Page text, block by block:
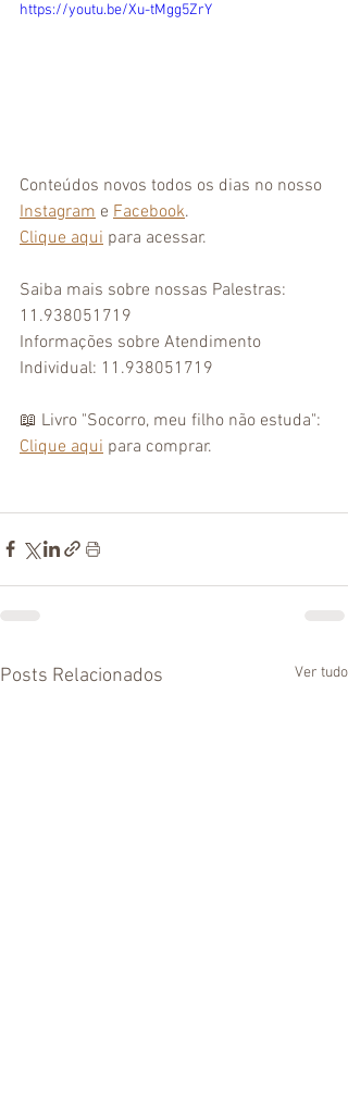
https://youtu.be/Xu-tMgg5ZrY
Conteúdos novos todos os dias no nosso
Instagram e Facebook.
Clique aqui para acessar.
Saiba mais sobre nossas Palestras:
11.938051719
Informações sobre Atendimento
Individual: 11.938051719
📖 Livro "Socorro, meu filho não estuda":
Clique aqui para comprar.
Posts Relacionados Ver tudo